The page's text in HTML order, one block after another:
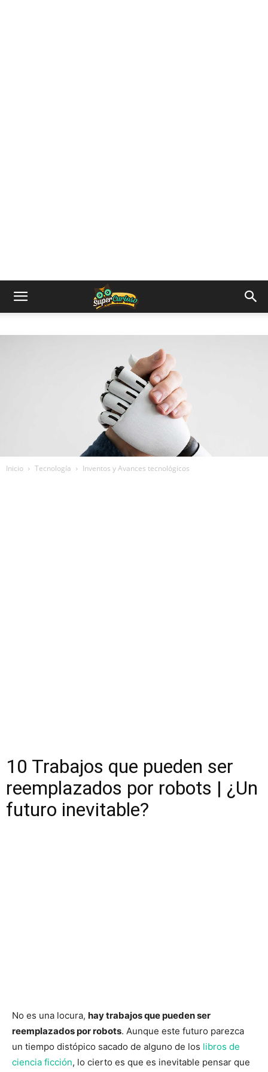
Inicio Tecnología Inventos y Avances tecnológicos
10 Trabajos que pueden ser
reemplazados por robots | ¿Un
futuro inevitable?
No es una locura, hay trabajos que pueden ser
reemplazados por robots. Aunque este futuro parezca
un tiempo distópico sacado de alguno de los libros de
ciencia ficción, lo cierto es que es inevitable pensar que